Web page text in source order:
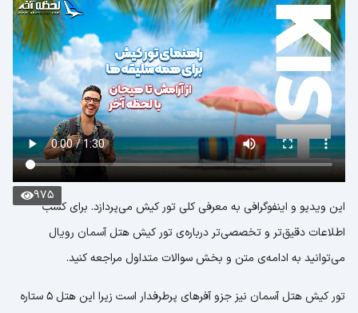
975
این ویدیو و اینفوگرافی به معرفی کلی تور کیش می‌پردازد. برای کسب
اطلاعات دقیق‌تر و تخصصی‌تر درباره‌ی تور کیش هتل آسمان رویال
می‌توانید به ادامه‌ی متن و بخش سوالات متداول مراجعه کنید.
تور کیش هتل آسمان نیز جزو آفرهای پرطرفدار است زیرا این هتل 5 ستاره